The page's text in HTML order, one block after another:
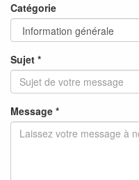
Catégorie
Sujet *
Message *